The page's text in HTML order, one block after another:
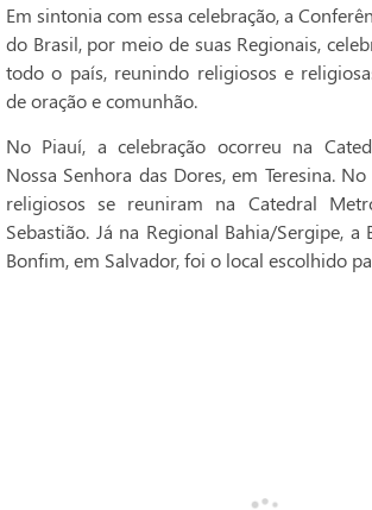
Em sintonia com essa celebração, a
do Brasil, por meio de suas Regionais,
todo o país, reunindo religiosos e
de oração e comunhão.
No Piauí, a celebração ocorreu na
Nossa Senhora das Dores, em Teresina.
religiosos se reuniram na Catedral
Sebastião. Já na Regional Bahia/Sergipe, a
Bonfim, em Salvador, foi o local escolhido